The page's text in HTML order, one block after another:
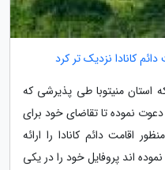
استان منیتوبا طی پذیرشی که
نموده از 180 متقاضی دعوت نموده تا تقاضای خود برای
اقامت دائم کانادا را ارائه
اند پروفایل خود را در یکی